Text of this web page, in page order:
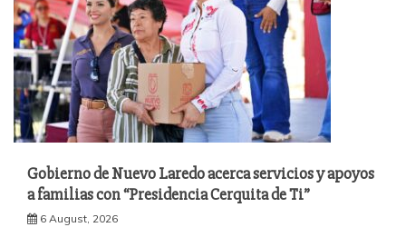
Gobierno de Nuevo Laredo acerca servicios y apoyos
a familias con “Presidencia Cerquita de Ti”
6 August, 2026